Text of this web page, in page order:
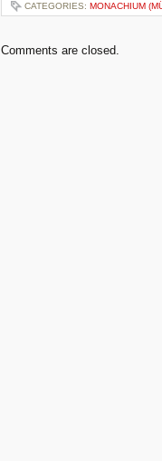
CATEGORIES: MONACHIUM
Comments are closed.